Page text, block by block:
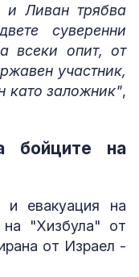
и Ливан трябва
суверенни
всеки опит, от
участник,
като заложник",
бойците на
и евакуация на
на "Хизбула" от
от Израел -